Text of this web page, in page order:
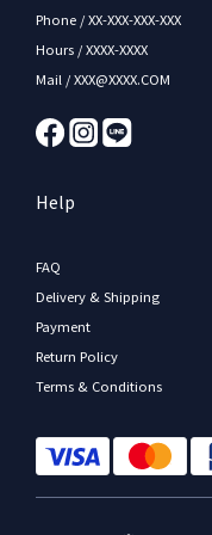
Phone / XX-XXX-XXX-XXX
Hours / XXXX-XXXX
Mail / XXX@XXXX.COM
Help
FAQ
Delivery & Shipping
Payment
Return Policy
Terms & Conditions